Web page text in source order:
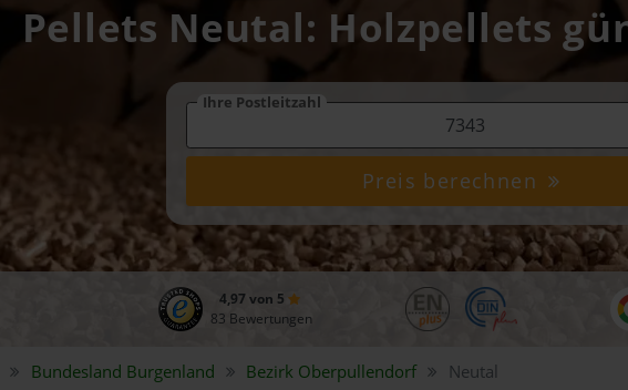
Pellets Neutal: Holzpellets
Ihre Postleitzahl
Preis berechnen
4,97 von 5
83 Bewertungen
Bundesland Burgenland Bezirk Oberpullendorf Neutal